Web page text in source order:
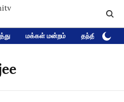
மக்கள் மன்றம் தந்தி டிவி